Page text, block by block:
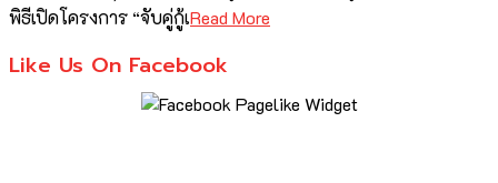
พิธีเปิดโครงการ “จับคู่กู้เRead More
Like Us On Facebook